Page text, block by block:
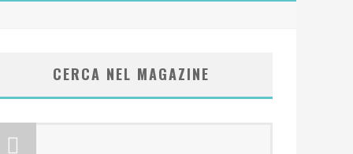
CERCA NEL MAGAZINE